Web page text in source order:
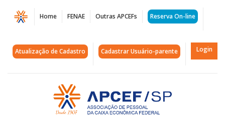
Página
Prazo
para
associar
Home FENAE Outras APCEFs Reserva On-line
Atualização de Cadastro Cadastrar Usuário-parente Login
Acessar
página
inicial